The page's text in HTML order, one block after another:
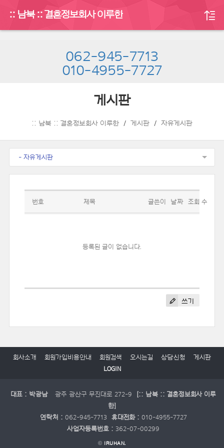
:: 남북 :: 결혼정보회사 이루한
062-945-7713
010-4955-7727
게시판
:: 남북 :: 결혼정보회사 이루한 게시판 자유게시판
- 자유게시판
번호 제목 글쓴이 날짜 조회 수
등록된 글이 없습니다.
쓰기
회사소개 회원가입비용안내 회원검색 오시는길 상담신청
게시판
LOGIN
대표 : 박광남 광주 광산구 무진대로 272-9
[:: 남북 :: 결혼정보회사 이루
한]
연락처 : 062-945-7713 휴대전화 : 010-4955-7727
사업자등록번호 : 362-07-00299
© IRUHAN.